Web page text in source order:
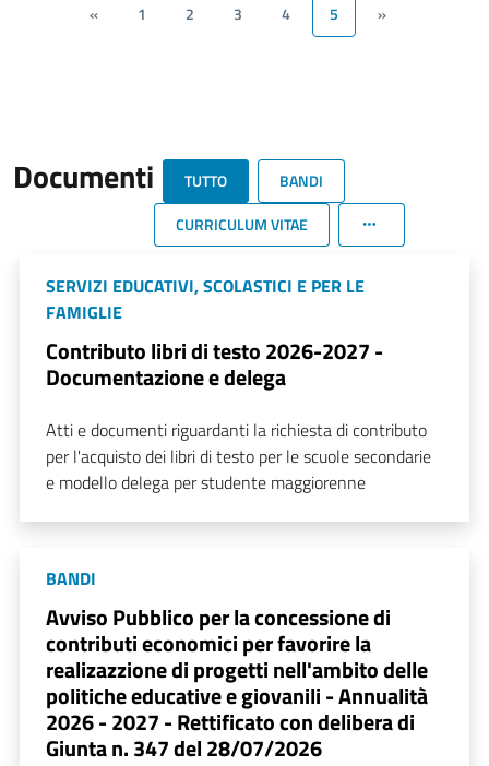
« 1 2 3 4 5 »
Documenti TUTTO
BANDI
CURRICULUM VITAE
SERVIZI EDUCATIVI, SCOLASTICI E PER LE
FAMIGLIE
Contributo libri di testo 2026-2027 -
Documentazione e delega
Atti e documenti riguardanti la richiesta di contributo
per l'acquisto dei libri di testo per le scuole secondarie
e modello delega per studente maggiorenne
BANDI
Avviso Pubblico per la concessione di
contributi economici per favorire la
realizazzione di progetti nell'ambito delle
politiche educative e giovanili - Annualità
2026 - 2027 - Rettificato con delibera di
Giunta n. 347 del 28/07/2026